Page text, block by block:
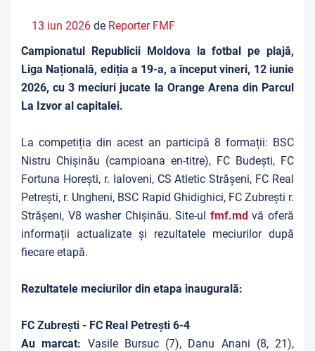
13 iun 2026 de Reporter FMF
Campionatul Republicii Moldova la fotbal pe plajă,
Liga Națională, ediția a 19-a, a început vineri, 12 iunie
2026, cu 3 meciuri jucate la Orange Arena din Parcul
La Izvor al capitalei.
La competiția din acest an participă 8 formații: BSC
Nistru Chișinău (campioana en-titre), FC Budești, FC
Fortuna Horești, r. Ialoveni, CS Atletic Strășeni, FC Real
Petrești, r. Ungheni, BSC Rapid Ghidighici, FC Zubrești r.
Strășeni, V8 washer Chișinău. Site-ul fmf.mdvă oferă
informații actualizate și rezultatele meciurilor după
fiecare etapă.
Rezultatele meciurilor din etapa inaugurală:
FC Zubrești - FC Real Petrești 6-4
Au marcat: Vasile Bursuc (7), Danu Anani (8, 21),